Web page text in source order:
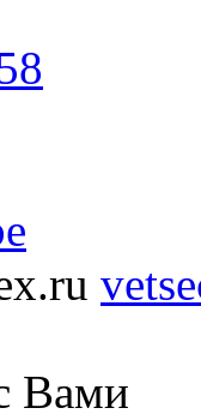
Вами